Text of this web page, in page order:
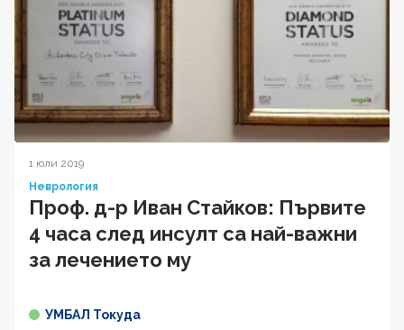
1 юли 2019
Неврология
Проф. д-р Иван Стайков: Първите
4 часа след инсулт са най-важни
за лечението му
УМБАЛ Токуда